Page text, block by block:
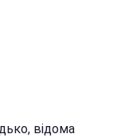
відома